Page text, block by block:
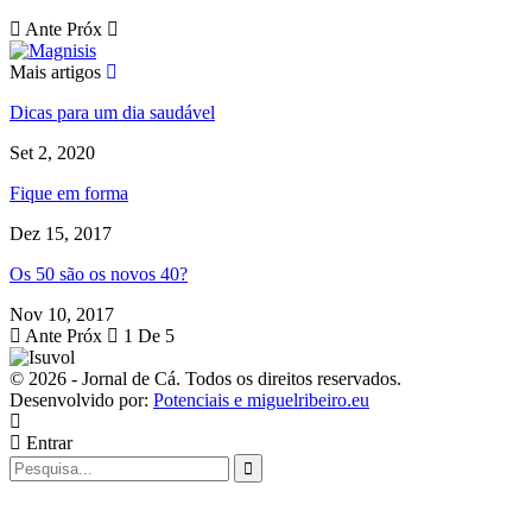
Ante Próx
Mais artigos
Dicas para um dia saudável
Set 2, 2020
Fique em forma
Dez 15, 2017
Os 50 são os novos 40?
Nov 10, 2017
Ante Próx 1 De 5
© 2026 - Jornal de Cá. Todos os direitos reservados.
Desenvolvido por: Potenciais e miguelribeiro.eu
Entrar